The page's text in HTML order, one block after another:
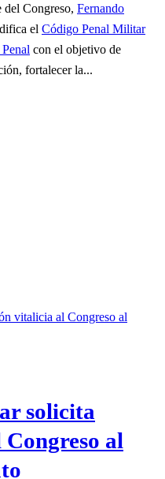
del Congreso, Fernando
el Código Penal Militar
con el objetivo de
fortalecer la...
solicita
al